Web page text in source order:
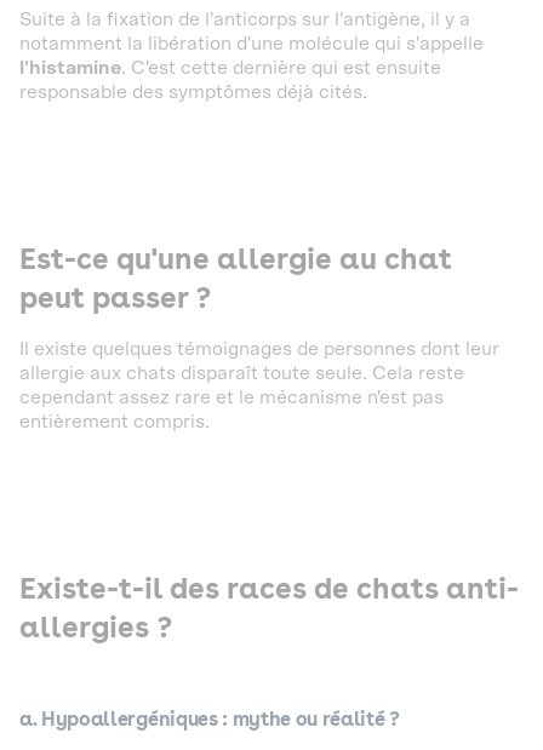
Suite à la fixation de l'anticorps sur l'antigène, il y a
notamment la libération d'une molécule qui s'appelle
l'histamine. C'est cette dernière qui est ensuite
responsable des symptômes déjà cités.
Est-ce qu'une allergie au chat
peut passer ?
Il existe quelques témoignages de personnes dont leur
allergie aux chats disparaît toute seule. Cela reste
cependant assez rare et le mécanisme n'est pas
entièrement compris.
Existe-t-il des races de chats anti-
allergies ?
a. Hypoallergéniques : mythe ou réalité ?